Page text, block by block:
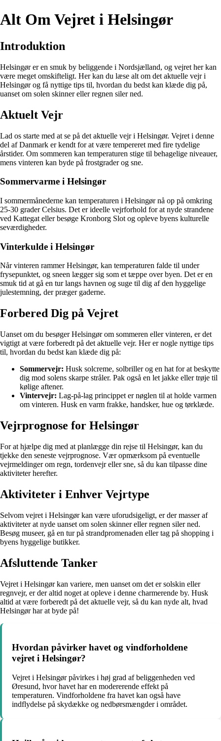
Alt Om Vejret i Helsingør
Introduktion
Helsingør er en smuk by beliggende i Nordsjælland, og vejret her kan
være meget omskifteligt. Her kan du læse alt om det aktuelle vejr i
Helsingør og få nyttige tips til, hvordan du bedst kan klæde dig på,
uanset om solen skinner eller regnen siler ned.
Aktuelt Vejr
Lad os starte med at se på det aktuelle vejr i Helsingør. Vejret i denne
del af Danmark er kendt for at være tempereret med fire tydelige
årstider. Om sommeren kan temperaturen stige til behagelige niveauer,
mens vinteren kan byde på frostgrader og sne.
Sommervarme i Helsingør
I sommermånederne kan temperaturen i Helsingør nå op på omkring
25-30 grader Celsius. Det er ideelle vejrforhold for at nyde strandene
ved Kattegat eller besøge Kronborg Slot og opleve byens kulturelle
seværdigheder.
Vinterkulde i Helsingør
Når vinteren rammer Helsingør, kan temperaturen falde til under
frysepunktet, og sneen lægger sig som et tæppe over byen. Det er en
smuk tid at gå en tur langs havnen og suge til dig af den hyggelige
julestemning, der præger gaderne.
Forbered Dig på Vejret
Uanset om du besøger Helsingør om sommeren eller vinteren, er det
vigtigt at være forberedt på det aktuelle vejr. Her er nogle nyttige tips
til, hvordan du bedst kan klæde dig på:
Sommervejr: Husk solcreme, solbriller og en hat for at beskytte
dig mod solens skarpe stråler. Pak også en let jakke eller trøje til
kølige aftener.
Vintervejr: Lag-på-lag princippet er nøglen til at holde varmen
om vinteren. Husk en varm frakke, handsker, hue og tørklæde.
Vejrprognose for Helsingør
For at hjælpe dig med at planlægge din rejse til Helsingør, kan du
tjekke den seneste vejrprognose. Vær opmærksom på eventuelle
vejrmeldinger om regn, tordenvejr eller sne, så du kan tilpasse dine
aktiviteter herefter.
Aktiviteter i Enhver Vejrtype
Selvom vejret i Helsingør kan være uforudsigeligt, er der masser af
aktiviteter at nyde uanset om solen skinner eller regnen siler ned.
Besøg museer, gå en tur på strandpromenaden eller tag på shopping i
byens hyggelige butikker.
Afsluttende Tanker
Vejret i Helsingør kan variere, men uanset om det er solskin eller
regnvejr, er der altid noget at opleve i denne charmerende by. Husk
altid at være forberedt på det aktuelle vejr, så du kan nyde alt, hvad
Helsingør har at byde på!
Hvordan påvirker havet og vindforholdene
vejret i Helsingør?
Vejret i Helsingør påvirkes i høj grad af beliggenheden ved
Øresund, hvor havet har en modererende effekt på
temperaturen. Vindforholdene fra havet kan også have
indflydelse på skydække og nedbørsmængder i området.